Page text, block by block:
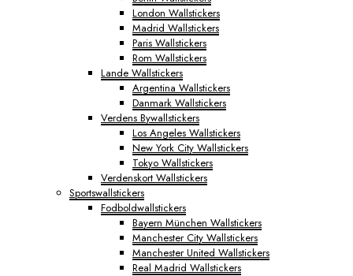
London Wallstickers
Madrid Wallstickers
Paris Wallstickers
Rom Wallstickers
Lande Wallstickers
Argentina Wallstickers
Danmark Wallstickers
Verdens Bywallstickers
Los Angeles Wallstickers
New York City Wallstickers
Tokyo Wallstickers
Verdenskort Wallstickers
Sportswallstickers
Fodboldwallstickers
Bayern München Wallstickers
Manchester City Wallstickers
Manchester United Wallstickers
Real Madrid Wallstickers